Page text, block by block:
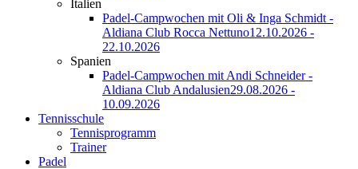
Italien
Padel-Campwochen mit Oli & Inga Schmidt -
Aldiana Club Rocca Nettuno12.10.2026 -
22.10.2026
Spanien
Padel-Campwochen mit Andi Schneider -
Aldiana Club Andalusien29.08.2026 -
10.09.2026
Tennisschule
Tennisprogramm
Trainer
Padel